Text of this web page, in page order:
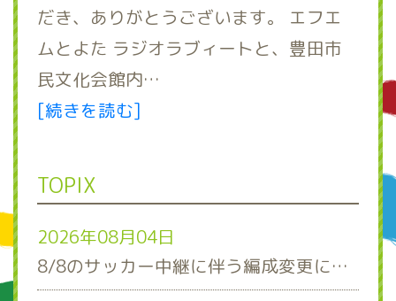
だき、ありがとうございます。 エフエ
ムとよた ラジオラブィートと、豊田市
民文化会館内…
[続きを読む]
TOPIX
2026年08月04日
8/8のサッカー中継に伴う編成変更について